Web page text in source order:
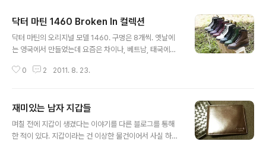
닥터 마틴 1460 Broken In 컬렉션
닥터 마틴의 오리지널 모델 1460. 구멍은 8개씩. 옛날에
는 영국에서 만들었는데 요즘은 차이나, 베트남, 태국에서
발목 부분을 막 내려치라는 조언을 듣는다. 처음 며칠 간 너
난무한다). 물론 닥터 마틴 정도면 군대의 리얼 군화 따위와
는 비교도 안될만큼 편하지만 이런 밀리터리 부츠라는 게
대부분 처음에 비슷한 고생을 좀 하게 된다. 처음 구입해 나
0 2 2011. 8. 23.
재미있는 남자 지갑들
며칠 전에 지갑이 생겼다는 이야기를 다른 블로그를 통해
한 적이 있다. 지갑이라는 건 이상한 물건이어서 사실 하나